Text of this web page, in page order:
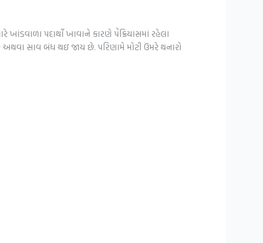
પદાર્થો ખાવાને કારણે પેંક્રિયાસમાં રહેલા
સાવ બંધ થઇ જાય છે. પરિણામે મોટી ઉંમરે થનારો